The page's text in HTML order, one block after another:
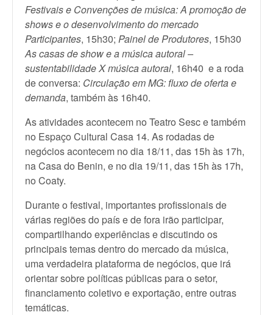
Festivais e Convenções de música: A promoção de
shows e o desenvolvimento do mercado
Participantes, 15h30; Painel de Produtores, 15h30
As casas de show e a música autoral –
sustentabilidade X música autoral, 16h40 e a roda
de conversa: Circulação em MG: fluxo de oferta e
demanda, também às 16h40.
As atividades acontecem no Teatro Sesc e também
no Espaço Cultural Casa 14. As rodadas de
negócios acontecem no dia 18/11, das 15h às 17h,
na Casa do Benin, e no dia 19/11, das 15h às 17h,
no Coaty.
Durante o festival, importantes profissionais de
várias regiões do país e de fora irão participar,
compartilhando experiências e discutindo os
principais temas dentro do mercado da música,
uma verdadeira plataforma de negócios, que irá
orientar sobre políticas públicas para o setor,
financiamento coletivo e exportação, entre outras
temáticas.